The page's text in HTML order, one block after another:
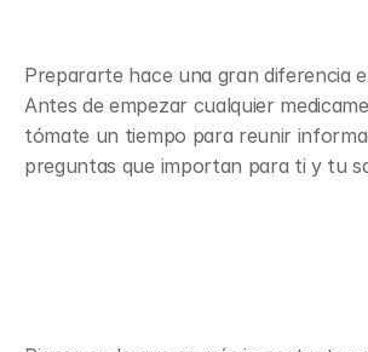
Prepararte hace una gran diferencia
Antes de empezar cualquier
tómate un tiempo para reunir
preguntas que importan para ti y tu